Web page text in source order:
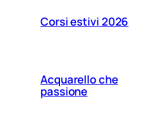
Corsi estivi 2026
Acquarello che
passione